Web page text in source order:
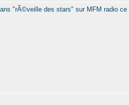
"rÃ©veille des stars" sur MFM radio ce